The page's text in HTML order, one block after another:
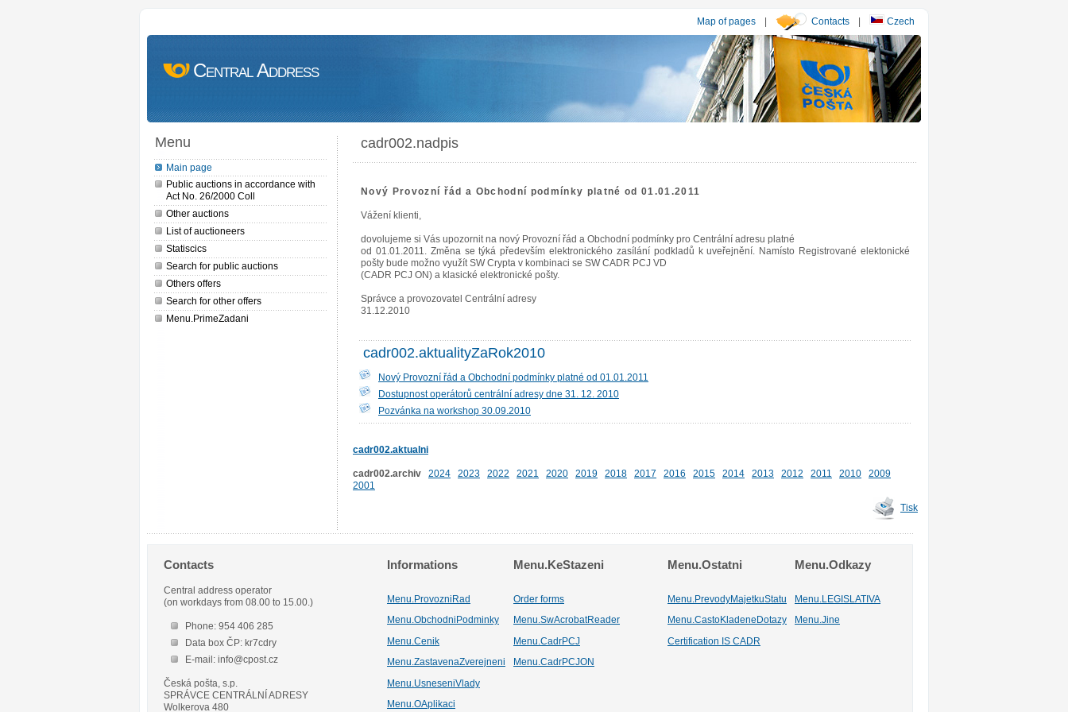
Map of pages | Contacts | Czech
Central Address
Menu
Main page
Public auctions in accordance with
Act No. 26/2000 Coll
Other auctions
List of auctioneers
Statiscics
Search for public auctions
Others offers
Search for other offers
Menu.PrimeZadani
cadr002.nadpis
Nový Provozní řád a Obchodní podmínky platné od 01.01.2011
Vážení klienti,
dovolujeme si Vás upozornit na nový Provozní řád a Obchodní podmínky pro Centrální adresu platné
od 01.01.2011. Změna se týká především elektronického zasílání podkladů k uveřejnění. Namísto Registrované elektonické
pošty bude možno využít SW Crypta v kombinaci se SW CADR PCJ VD
(CADR PCJ ON) a klasické elektronické pošty.
Správce a provozovatel Centrální adresy
31.12.2010
cadr002.aktualityZaRok2010
Nový Provozní řád a Obchodní podmínky platné od 01.01.2011
Dostupnost operátorů centrální adresy dne 31. 12. 2010
Pozvánka na workshop 30.09.2010
cadr002.aktualni
cadr002.archiv 2024 2023 2022 2021 2020 2019 2018 2017 2016 2015 2014 2013 2012 2011 2010
2009
2001
Tisk
Contacts
Central address operator
(on workdays from 08.00 to 15.00.)
Phone: 954 406 285
Data box ČP: kr7cdry
E-mail: info@cpost.cz
Česká pošta, s.p.
SPRÁVCE CENTRÁLNÍ ADRESY
Wolkerova 480
Informations Menu.KeStazeni Menu.Ostatni Menu.Odkazy
Menu.ProvozniRad Order forms Menu.PrevodyMajetkuStatu
Menu.LEGISLATIVA
Menu.ObchodniPodminky
Menu.SwAcrobatReader Menu.CastoKladeneDotazy Menu.Jine
Menu.Cenik Menu.CadrPCJ
Certification IS CADR
Menu.ZastavenaZverejneni
Menu.CadrPCJON
Menu.UsneseniVlady
Menu.OAplikaci